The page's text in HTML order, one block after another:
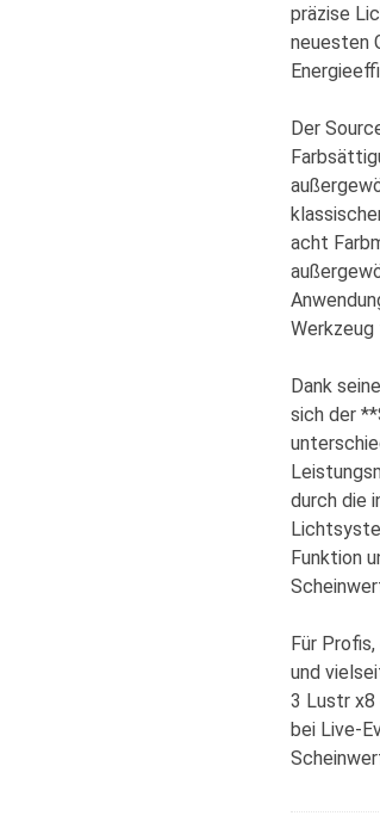
präzise
neuesten
Der
acht
Dank
sich der
durch die
Funktion
Für
und
3 Lustr x8
bei Live-